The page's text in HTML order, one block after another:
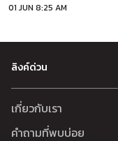
01 JUN 8:25 AM
ลิงค์ด่วน
เกี่ยวกับเรา
คำถามที่พบบ่อย